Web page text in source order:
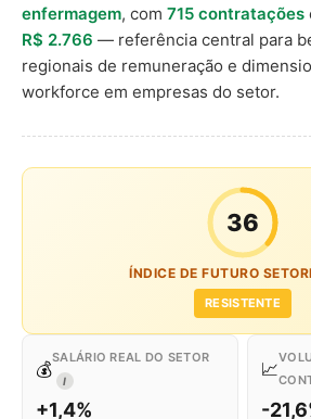
enfermagem, com 715 contratações
R$ 2.766 — referência central para
regionais de remuneração e
workforce em empresas do setor.
36
ÍNDICE DE FUTURO
RESISTENTE
💰
SALÁRIO REAL DO SETOR
I
+1,4%
📈
-